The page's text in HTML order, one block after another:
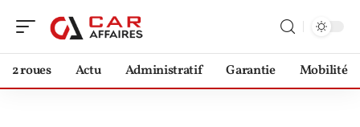
2 roues Actu Administratif Garantie Mobilité